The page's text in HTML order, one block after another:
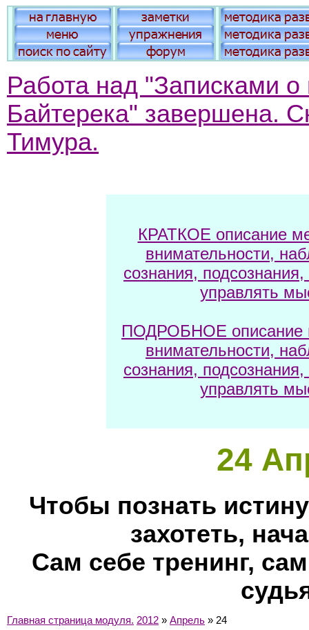
Работа над "Записками
Байтерека" завершена.
Тимура.
КРАТКОЕ описание
внимательности,
сознания,
управлять
ПОДРОБНОЕ описание
внимательности,
сознания,
управлять
24
Чтобы познать
захотеть,
Сам себе тренинг,
Главная страница модуля. 2012 » Апрель » 24